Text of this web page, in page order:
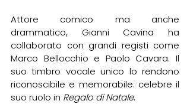
Attore comico ma anche
drammatico, Gianni Cavina ha
collaborato con grandi registi come
Marco Bellocchio e Paolo Cavara. Il
suo timbro vocale unico lo rendono
riconoscibile e memorabile: celebre il
suo ruolo in Regalo di Natale.